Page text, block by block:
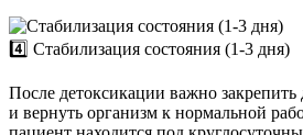
4️⃣ Стабилизация состояния (1-3 дня)
После детоксикации важно закрепить
и вернуть организм к нормальной